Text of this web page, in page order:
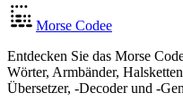
Morse Codee
Entdecken Sie das Morse
Wörter, Armbänder,
Übersetzer, -Decoder und -